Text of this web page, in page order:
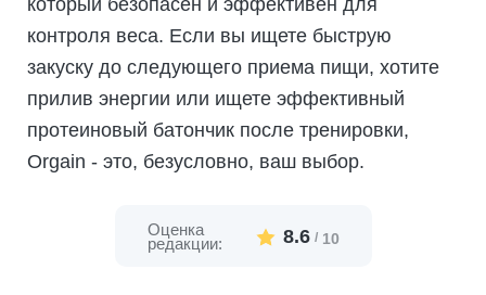
контроля веса. Если вы ищете быструю
закуску до следующего приема пищи, хотите
прилив энергии или ищете эффективный
протеиновый батончик после тренировки,
Orgain - это, безусловно, ваш выбор.
Оценка
редакции: 8.6 / 10